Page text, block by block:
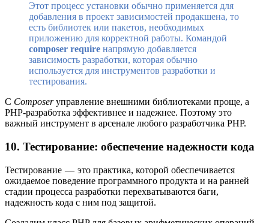
Этот процесс установки обычно применяется для
добавления в проект зависимостей продакшена, то
есть библиотек или пакетов, необходимых
приложению для корректной работы. Командой
composer require напрямую добавляется
зависимость разработки, которая обычно
используется для инструментов разработки и
тестирования.
С Composerуправление внешними библиотеками проще, а
PHP-разработка эффективнее и надежнее. Поэтому это
важный инструмент в арсенале любого разработчика PHP.
10. Тестирование: обеспечение надежности кода
Тестирование — это практика, которой обеспечивается
ожидаемое поведение программного продукта и на ранней
стадии процесса разработки перехватываются баги,
надежность кода с ним под защитой.